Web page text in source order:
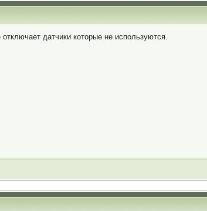
датчики которые не используются.